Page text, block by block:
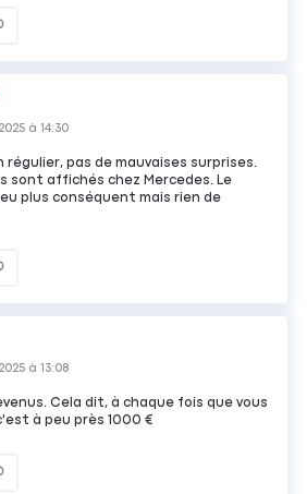
à14:30
pas de mauvaises surprises.
sont affichés chez Mercedes. Le
plus conséquent mais rien de
à13:08
Cela dit, à chaque fois que vous
à peu près 1000 €